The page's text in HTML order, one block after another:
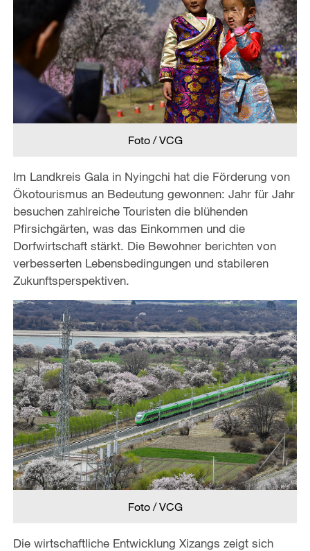
Foto / VCG
Im Landkreis Gala in Nyingchi hat die Förderung von
Ökotourismus an Bedeutung gewonnen: Jahr für Jahr
besuchen zahlreiche Touristen die blühenden
Pfirsichgärten, was das Einkommen und die
Dorfwirtschaft stärkt. Die Bewohner berichten von
verbesserten Lebensbedingungen und stabileren
Zukunftsperspektiven.
Foto / VCG
Die wirtschaftliche Entwicklung Xizangs zeigt sich